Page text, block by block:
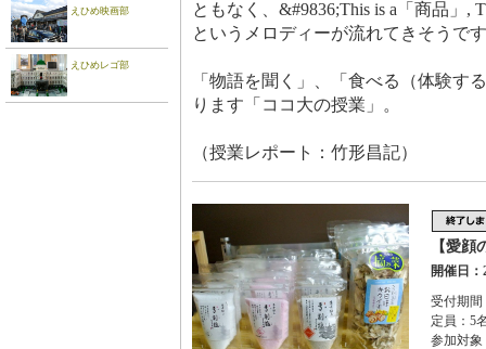
えひめ映画部
えひめレゴ部
ともなく、&#9836;This is a「商品」,
というメロディーが流れてきそうで
「物語を聞く」、「食べる（体験
ります「ココ大の授業」。
（授業レポート：竹形昌記）
【愛顔
開催日：
受付期
定員：5
参加対象